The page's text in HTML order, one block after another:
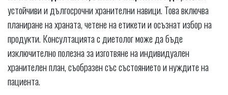
устойчиви и дългосрочни хранителни навици. Това включва
планиране на храната, четене на етикети и осъзнат избор на
продукти. Консултацията с диетолог може да бъде
изключително полезна за изготвяне на индивидуален
хранителен план, съобразен със състоянието и нуждите на
пациента.